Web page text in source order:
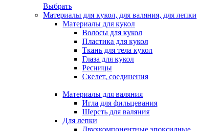
Выбрать
Материалы для кукол, для валяния, для лепки
Материалы для кукол
Волосы для кукол
Пластика для кукол
Ткань для тела кукол
Глаза для кукол
Ресницы
Скелет, соединения
Материалы для валяния
Игла для фильцевания
Шерсть для валяния
Для лепки